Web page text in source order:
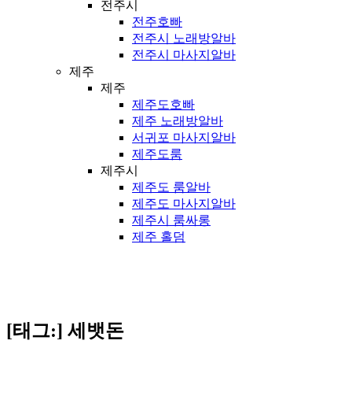
전주시
전주호빠
전주시 노래방알바
전주시 마사지알바
제주
제주
제주도호빠
제주 노래방알바
서귀포 마사지알바
제주도룸
제주시
제주도 룸알바
제주도 마사지알바
제주시 룸싸롱
제주 홀덤
[태그:] 세뱃돈